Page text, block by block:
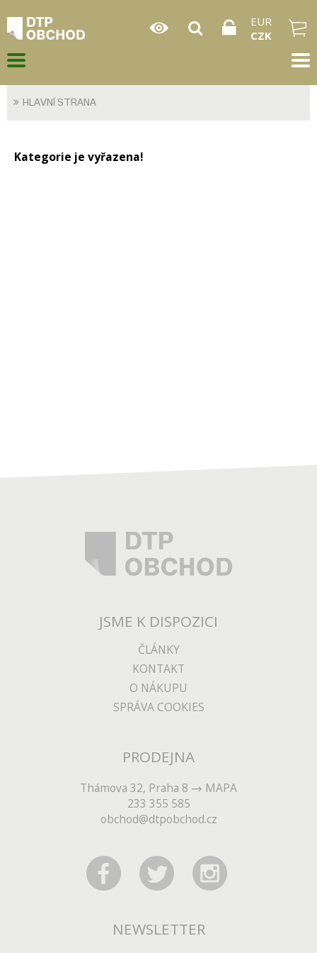
EUR
CZK
HLAVNÍ STRANA
Kategorie je vyřazena!
JSME K DISPOZICI
ČLÁNKY
KONTAKT
O NÁKUPU
SPRÁVA COOKIES
PRODEJNA
Thámova 32, Praha 8
MAPA
233 355 585
obchod@dtpobchod.cz
NEWSLETTER